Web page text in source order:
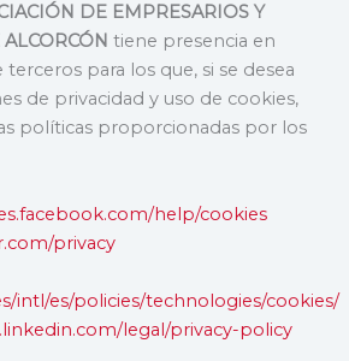
DE EMPRESARIOS Y
tiene presencia en
para los que, si se desea
de privacidad y uso de cookies,
políticas proporcionadas por los
help/cookies
privacy
intl/es/policies/technologies/cookies/
legal/privacy-policy